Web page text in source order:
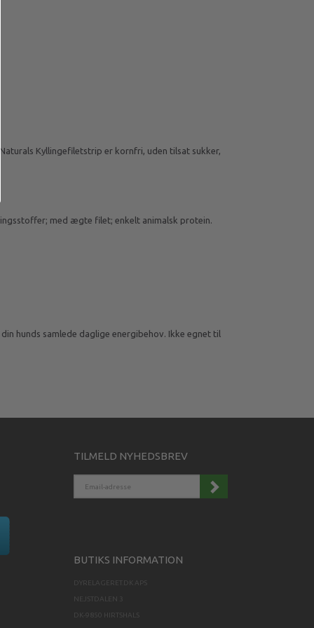
Kyllingefiletstrip er kornfri, uden tilsat sukker,
med ægte filet; enkelt animalsk protein.
hunds samlede daglige energibehov. Ikke egnet til
TILMELD NYHEDSBREV
ADRESSE
BUTIKS INFORMATION
DYRELAGERET.DK APS
NEJSTDALEN 3
DK-9850 HIRTSHALS